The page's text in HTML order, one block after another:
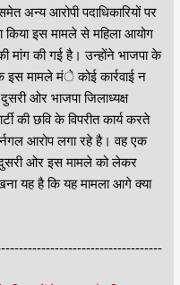
अन्य आरोपी पदाधिकारियों पर
किया इस मामले से महिला आयोग
मांग की गई है। उन्होंने भाजपा के
इस मामले मंे कोई कार्रवाई न
ओर भाजपा जिलाध्यक्ष
की छवि के विपरीत कार्य करते
आरोप लगा रहे है। वह एक
ओर इस मामले को लेकर
यह है कि यह मामला आगे क्या